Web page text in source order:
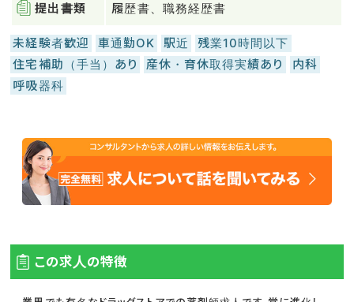
提出書類 履歴書、職務経歴書
未経験者歓迎 車通勤OK 駅近
残業10時間以下
住宅補助（手当）あり
産休・育休取得実績あり
内科
呼吸器科
この求人の特徴